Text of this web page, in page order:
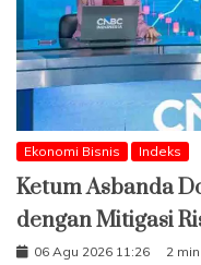
Ekonomi Bisnis Indeks
Ketum Asbanda
dengan Mitigasi
06 Agu 2026 11:26 2